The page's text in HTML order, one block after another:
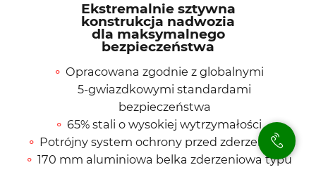
Ekstremalnie sztywna
konstrukcja nadwozia
dla maksymalnego
bezpieczeństwa
Opracowana zgodnie z globalnymi
5-gwiazdkowymi standardami
bezpieczeństwa
65% stali o wysokiej wytrzymałości
Potrójny system ochrony przed zderzeniami
170 mm aluminiowa belka zderzeniowa typu